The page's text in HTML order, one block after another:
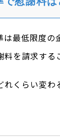
最低限度
を請求する
くらい変わ